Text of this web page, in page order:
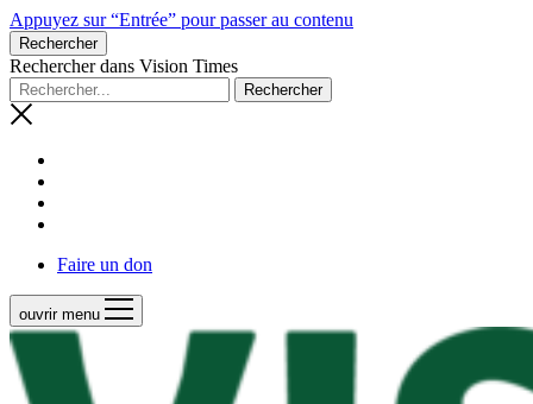
Appuyez sur “Entrée” pour passer au contenu
Rechercher
Rechercher dans Vision Times
Faire un don
ouvrir menu